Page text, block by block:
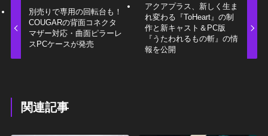
別売りで専用の回転台も！
COUGARの背面コネクタ
マザー対応・曲面ピラーレ
スPCケースが発売
アクアプラス、新しく生ま
れ変わる『ToHeart』の制
作と新キャスト＆PC版
『うたわれるもの斬』の情
報を公開
関連記事